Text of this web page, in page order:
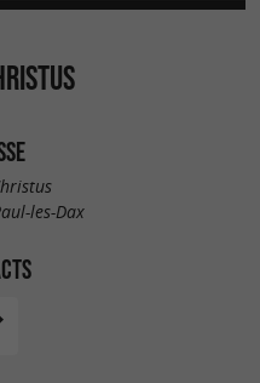
les-Dax